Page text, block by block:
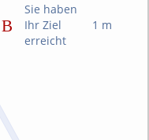
Sie haben
Ihr Ziel
erreicht
1 m